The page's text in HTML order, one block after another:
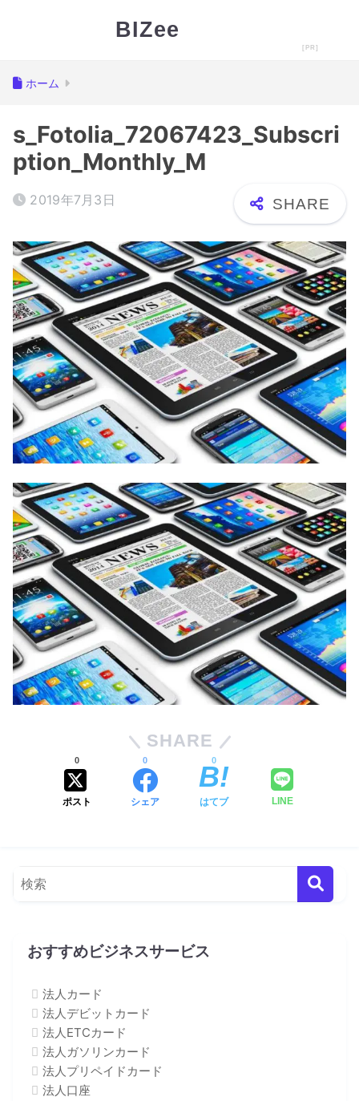
BIZee
ホーム
s_Fotolia_72067423_Subscri
ption_Monthly_M
2019年7月3日
SHARE
ポスト
0
シェア
0
はてブ
0
LINE
おすすめビジネスサービス
法人カード
法人デビットカード
法人ETCカード
法人ガソリンカード
法人プリペイドカード
法人口座